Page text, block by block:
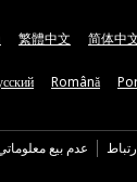
简体中
繁體中文
Română
عدم بيع